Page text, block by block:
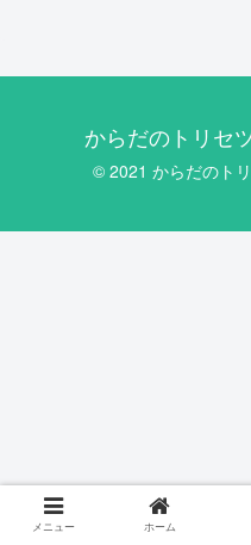
からだのトリセ
© 2021 からだのト
メニュー ホーム